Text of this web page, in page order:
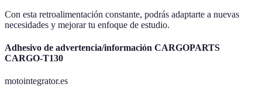
Con esta retroalimentación constante, podrás adaptarte a nuevas
necesidades y mejorar tu enfoque de estudio.
Adhesivo de advertencia/información CARGOPARTS
CARGO-T130
motointegrator.es